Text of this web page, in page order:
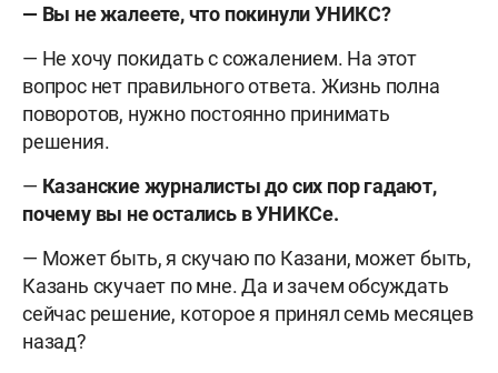
— Вы не жалеете, что покинули УНИКС?
— Не хочу покидать с сожалением. На этот
вопрос нет правильного ответа. Жизнь полна
поворотов, нужно постоянно принимать
решения.
— Казанские журналисты до сих пор гадают,
почему вы не остались в УНИКСе.
— Может быть, я скучаю по Казани, может быть,
Казань скучает по мне. Да и зачем обсуждать
сейчас решение, которое я принял семь месяцев
назад?